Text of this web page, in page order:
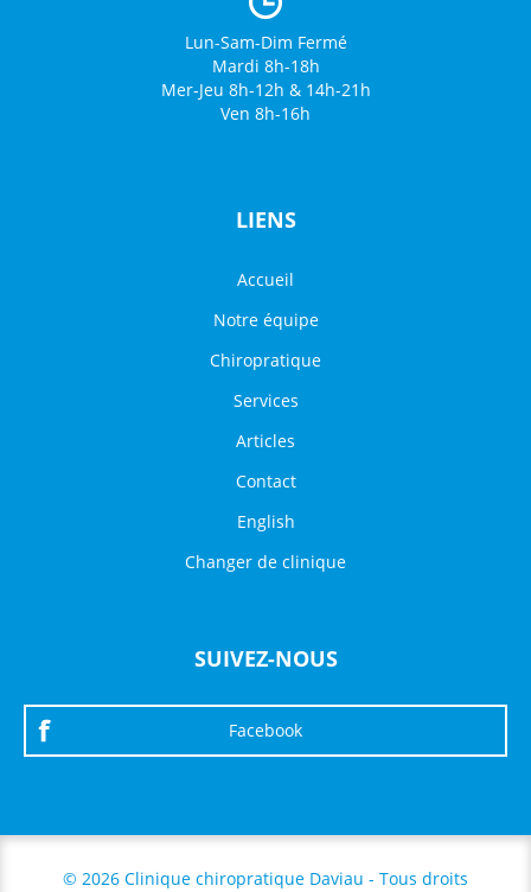
Lun-Sam-Dim Fermé
Mardi 8h-18h
Mer-Jeu 8h-12h & 14h-21h
Ven 8h-16h
LIENS
Accueil
Notre équipe
Chiropratique
Services
Articles
Contact
English
Changer de clinique
SUIVEZ-NOUS
Facebook
© 2026 Clinique chiropratique Daviau - Tous droits